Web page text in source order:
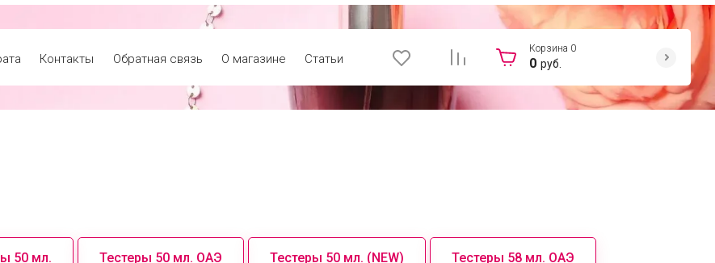
Контакты Обратная связь О магазине Статьи
Корзина 0
0 руб.
50 мл. Тестеры 50 мл. ОАЭ Тестеры 50 мл. (NEW) Тестеры 58 мл. ОАЭ